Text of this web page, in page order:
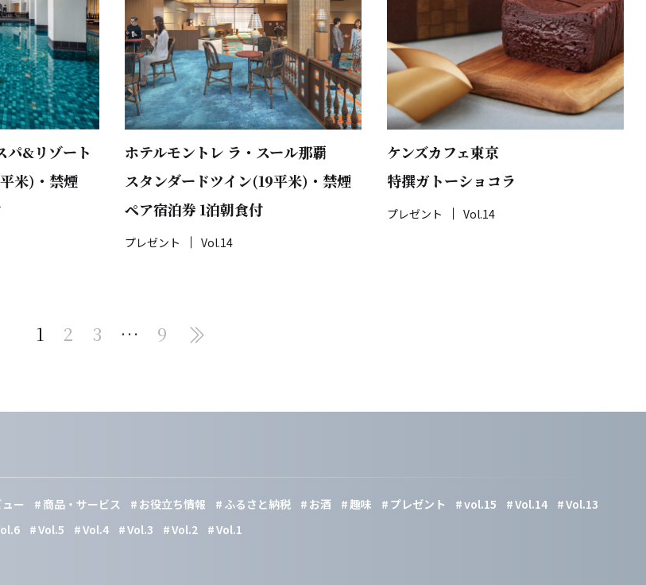
パ&リゾート
米)・禁煙
ホテルモントレ ラ・スール那覇
スタンダードツイン(19平米)・禁煙
ペア宿泊券 1泊朝食付
プレゼント Vol.14
ケンズカフェ東京
特撰ガトーショコラ
プレゼント Vol.14
Pagination
1 2 3 … 9
ー 商品・サービス お役立ち情報 ふるさと納税 お酒 趣味 プレゼント vol.15 Vol.14
Vol.13
Vol.5 Vol.4 Vol.3 Vol.2 Vol.1